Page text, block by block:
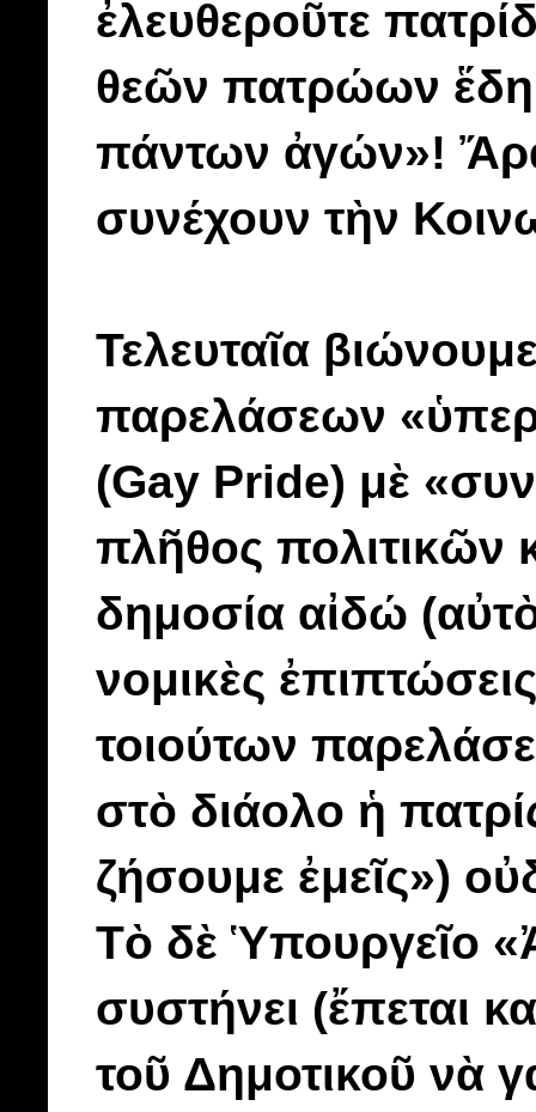
ἐλευθεροῦτε
θεῶν πατρώων
πάντων ἀγών»! Ἄρα
συνέχουν τὴν
Τελευταῖα
παρελάσεων
(Gay Pride) μὲ
πλῆθος πολιτικῶν
δημοσία αἰδώ
νομικὲς
τοιούτων
στὸ διάολο ἡ
ζήσουμε ἐμεῖς»)
Τὸ δὲ Ὑπουργεῖο
συστήνει (ἔπεται
τοῦ Δημοτικοῦ νὰ